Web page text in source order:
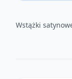
Wstążki